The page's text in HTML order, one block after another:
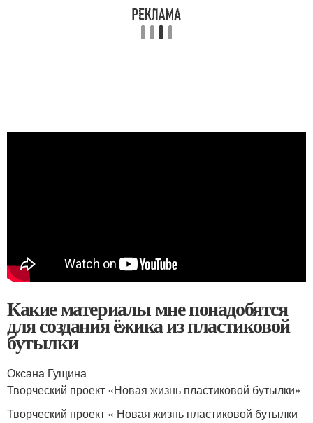
Какие материалы мне понадобятся
для создания ёжика из пластиковой
бутылки
Оксана Гущина
Творческий проект «Новая жизнь пластиковой бутылки»
Творческий проект « Новая жизнь пластиковой бутылки